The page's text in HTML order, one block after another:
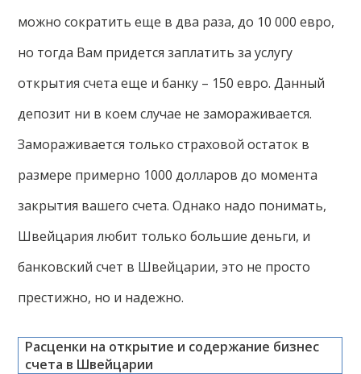
можно сократить еще в два раза, до 10 000 евро,
но тогда Вам придется заплатить за услугу
открытия счета еще и банку – 150 евро. Данный
депозит ни в коем случае не замораживается.
Замораживается только страховой остаток в
размере примерно 1000 долларов до момента
закрытия вашего счета. Однако надо понимать,
Швейцария любит только большие деньги, и
банковский счет в Швейцарии, это не просто
престижно, но и надежно.
Расценки на открытие и содержание бизнес
счета в Швейцарии